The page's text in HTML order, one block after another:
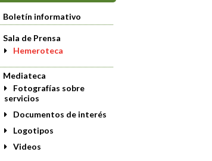
Boletín informativo
Sala de Prensa
Hemeroteca
Mediateca
Fotografías sobre
servicios
Documentos de interés
Logotipos
Videos